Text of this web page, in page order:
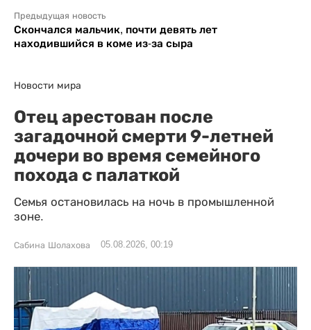
Предыдущая новость
Скончался мальчик, почти девять лет
находившийся в коме из-за сыра
Новости мира
Отец арестован после
загадочной смерти 9-летней
дочери во время семейного
похода с палаткой
Семья остановилась на ночь в промышленной
зоне.
Сабина Шолахова 05.08.2026, 00:19